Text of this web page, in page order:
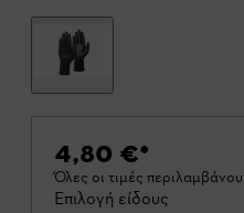
4,80 €*
Όλες οι τιμές
Επιλογή είδους